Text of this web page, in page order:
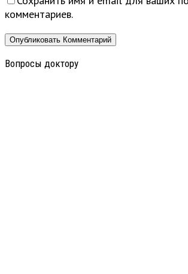
комментариев.
Вопросы доктору